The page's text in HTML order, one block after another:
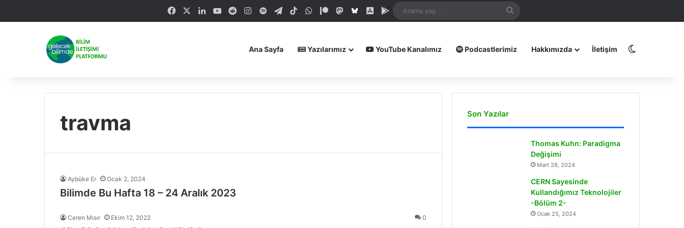
FacebookLinkedInYouTubeRedditInstagram
SpotifyTelegramTikTokWhatsApp
PatreonMastodonBlueskyiOS Uygulamamız
Android Uygulamamız
...
Ana Sayfa Yazılarımız YouTube Kanalımız Podcastlerimiz Hakkımızda İletişim
travma
Aybüke Er Ocak 2, 2024
Bilimde Bu Hafta 18 – 24 Aralık 2023
Ceren Mısır Ekim 12, 2022 0
Son Yazılar
Thomas Kuhn: Paradigma
Değişimi
Mart 28, 2024
CERN Sayesinde
Kullandığımız Teknolojiler
-Bölüm 2-
Ocak 25, 2024